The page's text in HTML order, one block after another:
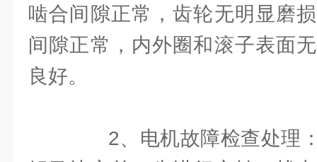
啮合间隙正常，齿轮无明显磨
间隙正常，内外圈和滚子表面
良好。
2、电机故障检查处理：